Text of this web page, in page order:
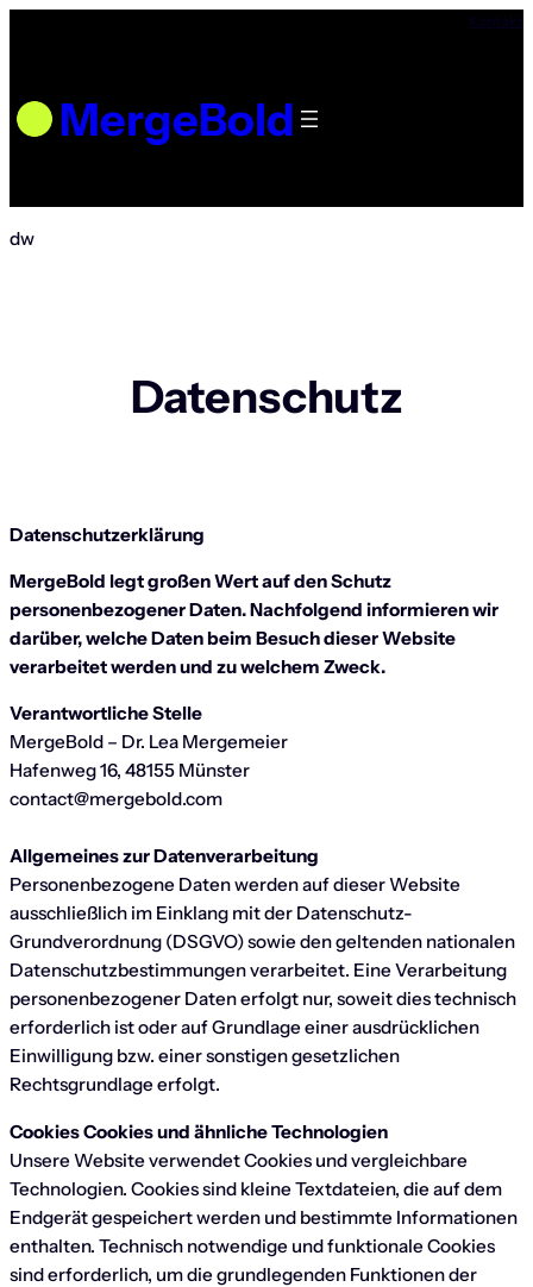
Kontakt
MergeBold
dw
Datenschutz
Datenschutzerklärung
MergeBold legt großen Wert auf den Schutz
personenbezogener Daten. Nachfolgend informieren wir
darüber, welche Daten beim Besuch dieser Website
verarbeitet werden und zu welchem Zweck.
Verantwortliche Stelle
MergeBold – Dr. Lea Mergemeier
Hafenweg 16, 48155 Münster
contact@mergebold.com
Allgemeines zur Datenverarbeitung
Personenbezogene Daten werden auf dieser Website
ausschließlich im Einklang mit der Datenschutz-
Grundverordnung (DSGVO) sowie den geltenden nationalen
Datenschutzbestimmungen verarbeitet. Eine Verarbeitung
personenbezogener Daten erfolgt nur, soweit dies technisch
erforderlich ist oder auf Grundlage einer ausdrücklichen
Einwilligung bzw. einer sonstigen gesetzlichen
Rechtsgrundlage erfolgt.
Cookies Cookies und ähnliche Technologien
Unsere Website verwendet Cookies und vergleichbare
Technologien. Cookies sind kleine Textdateien, die auf dem
Endgerät gespeichert werden und bestimmte Informationen
enthalten. Technisch notwendige und funktionale Cookies
sind erforderlich, um die grundlegenden Funktionen der